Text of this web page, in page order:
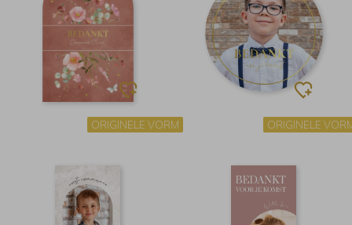
ORIGINELE VORM ORIGINELE